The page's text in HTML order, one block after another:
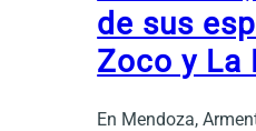
de sus
Zoco y La
En Mendoza,